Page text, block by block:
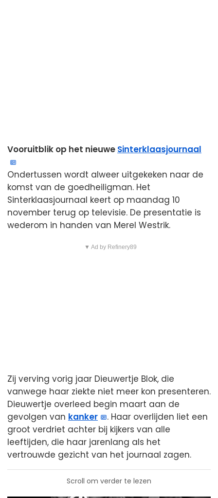
Vooruitblik op het nieuwe Sinterklaasjournaal
Ondertussen wordt alweer uitgekeken naar de
komst van de goedheiligman. Het
Sinterklaasjournaal keert op maandag 10
november terug op televisie. De presentatie is
wederom in handen van Merel Westrik.
▼ Ad by Refinery89
Zij verving vorig jaar Dieuwertje Blok, die
vanwege haar ziekte niet meer kon presenteren.
Dieuwertje overleed begin maart aan de
gevolgen van kanker
. Haar overlijden liet een
groot verdriet achter bij kijkers van alle
leeftijden, die haar jarenlang als het
vertrouwde gezicht van het journaal zagen.
Scroll om verder te lezen